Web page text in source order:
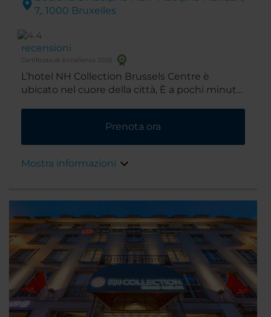
7,. 1000 Bruxelles
recensioni
Certificato di Eccellenza 2025
L’hotel NH Collection Brussels Centre è
ubicato nel cuore della città, È a pochi minuti
stato costruito negli anni 20 e ha conservato
alcune belle caratteristiche d'epoca.
Prenota ora
Mostra informazioni